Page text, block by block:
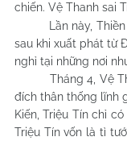
chiến. Vệ Thanh sai
Lần này, Thiền vu
sau khi xuất phát từ
nghỉ tại những nơi
Tháng 4, Vệ
đích thân thống lĩnh
Kiến, Triệu Tín chỉ
Triệu Tín vốn là tì